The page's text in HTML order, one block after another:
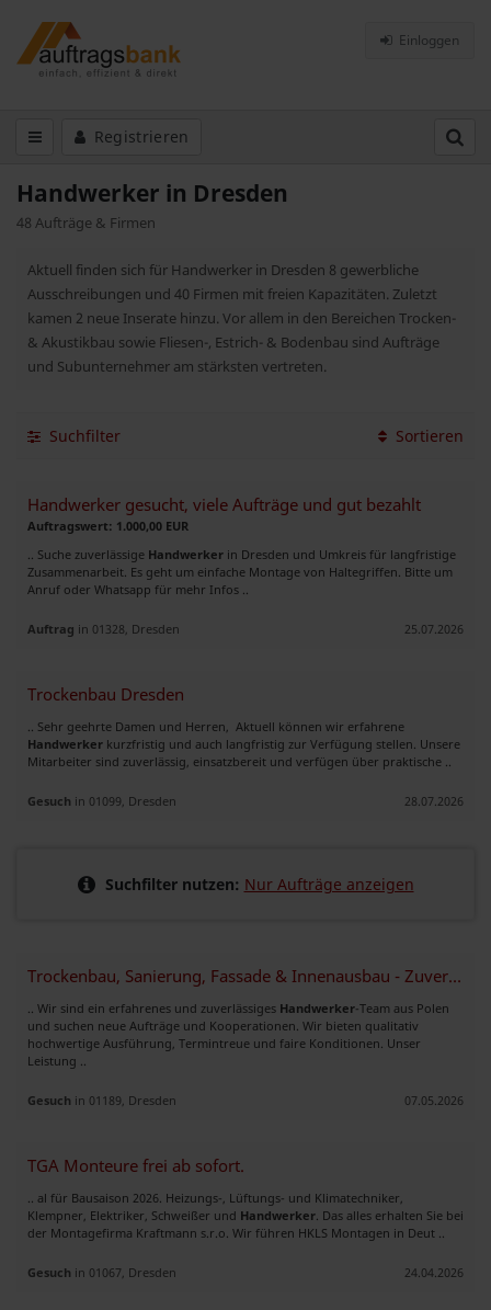
Einloggen
Registrieren
Handwerker in Dresden
48 Aufträge & Firmen
Aktuell finden sich für Handwerker in Dresden 8 gewerbliche
Ausschreibungen und 40 Firmen mit freien Kapazitäten. Zuletzt
kamen 2 neue Inserate hinzu. Vor allem in den Bereichen Trocken-
& Akustikbau sowie Fliesen-, Estrich- & Bodenbau sind Aufträge
und Subunternehmer am stärksten vertreten.
Suchfilter Sortieren
Handwerker gesucht, viele Aufträge und gut bezahlt
Auftragswert: 1.000,00 EUR
.. Suche zuverlässige Handwerker in Dresden und Umkreis für langfristige
Zusammenarbeit. Es geht um einfache Montage von Haltegriffen. Bitte um
Anruf oder Whatsapp für mehr Infos ..
Auftrag in 01328, Dresden 25.07.2026
Trockenbau Dresden
.. Sehr geehrte Damen und Herren, Aktuell können wir erfahrene
Handwerker kurzfristig und auch langfristig zur Verfügung stellen. Unsere
Mitarbeiter sind zuverlässig, einsatzbereit und verfügen über praktische ..
Gesuch in 01099, Dresden 28.07.2026
Suchfilter nutzen: Nur Aufträge anzeigen
Trockenbau, Sanierung, Fassade & Innenausbau - Zuverlässiges Handwerk
.. Wir sind ein erfahrenes und zuverlässiges Handwerker-Team aus Polen
und suchen neue Aufträge und Kooperationen. Wir bieten qualitativ
hochwertige Ausführung, Termintreue und faire Konditionen. Unser
Leistung ..
Gesuch in 01189, Dresden 07.05.2026
TGA Monteure frei ab sofort.
.. al für Bausaison 2026. Heizungs-, Lüftungs- und Klimatechniker,
Klempner, Elektriker, Schweißer und Handwerker . Das alles erhalten Sie bei
der Montagefirma Kraftmann s.r.o. Wir führen HKLS Montagen in Deut ..
Gesuch in 01067, Dresden 24.04.2026